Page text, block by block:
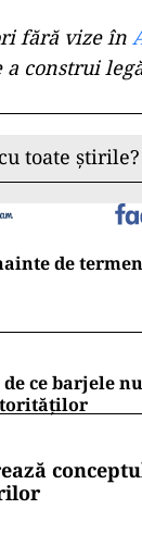
fără vize în
construi
toate
de
ce barjele